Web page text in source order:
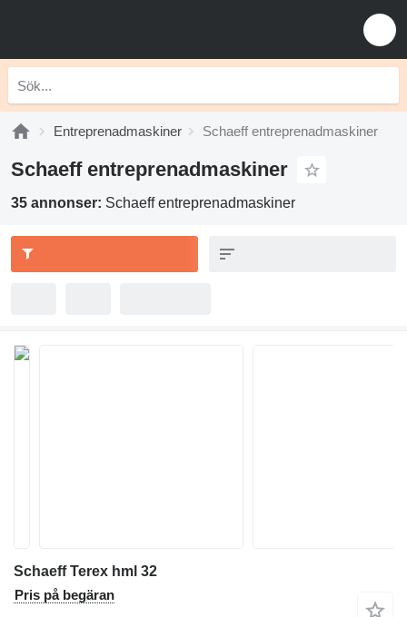
Entreprenadmaskiner Schaeff entreprenadmaskiner
Schaeff entreprenadmaskiner
35 annonser: Schaeff entreprenadmaskiner
Schaeff Terex hml 32
Pris på begäran